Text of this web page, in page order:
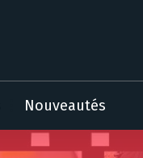
Nouveautés